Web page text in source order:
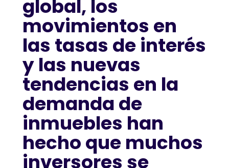
global, los
movimientos en
las tasas de interés
y las nuevas
tendencias en la
demanda de
inmuebles han
hecho que muchos
inversores se